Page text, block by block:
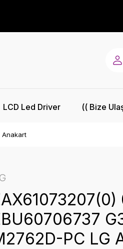
LCD Led Driver (( Bize
Anakart
PC LG